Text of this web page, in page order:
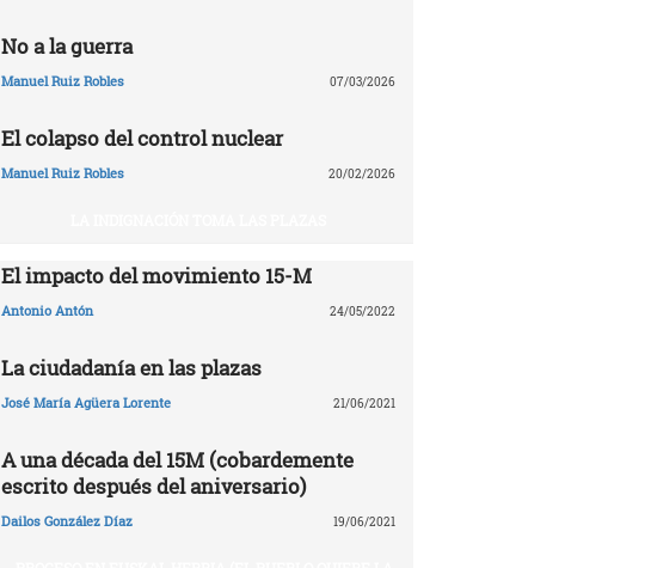
No a la guerra
Manuel Ruiz Robles 07/03/2026
El colapso del control nuclear
Manuel Ruiz Robles 20/02/2026
El impacto del movimiento 15-M
Antonio Antón 24/05/2022
La ciudadanía en las plazas
José María Agüera Lorente 21/06/2021
A una década del 15M (cobardemente
escrito después del aniversario)
Dailos González Díaz 19/06/2021